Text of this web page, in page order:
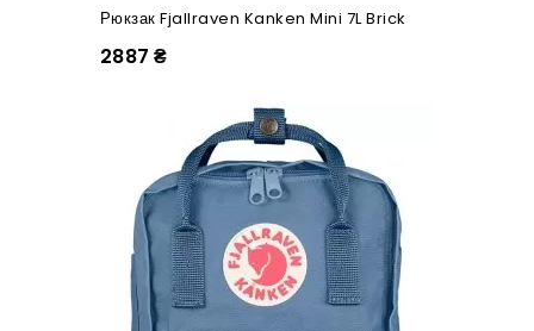
Рюкзак Fjallraven Kanken Mini 7L Brick
2887 ₴